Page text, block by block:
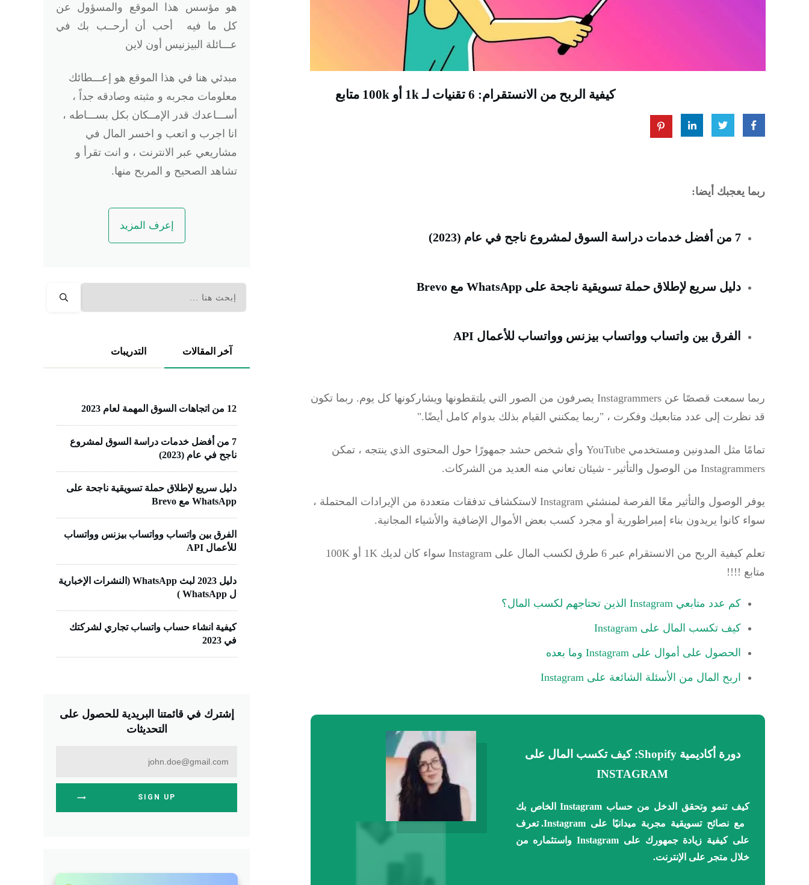
كيفية الربح من الانستقرام: 6 تقنيات لـ 1k أو 100k متابع
ربما يعجبك أيضا:
7 من أفضل خدمات دراسة السوق لمشروع ناجح في عام (2023)
دليل سريع لإطلاق حملة تسويقية ناجحة على WhatsApp مع Brevo
الفرق بين واتساب وواتساب بيزنس وواتساب للأعمال API
ربما سمعت قصصًا عن Instagrammers يصرفون من الصور التي يلتقطونها ويشاركونها كل يوم.
ربما تكون
قد نظرت إلى عدد متابعيك وفكرت ، "ربما يمكنني القيام بذلك بدوام كامل أيضًا."
تمامًا مثل المدونين ومستخدمي YouTube وأي شخص حشد جمهورًا حول المحتوى الذي ينتجه ، تمكن
Instagrammers من الوصول والتأثير - شيئان تعاني منه العديد من الشركات.
يوفر الوصول والتأثير معًا الفرصة لمنشئي Instagram لاستكشاف تدفقات متعددة من الإيرادات المحتملة ،
سواء كانوا يريدون بناء إمبراطورية أو مجرد كسب بعض الأموال الإضافية والأشياء المجانية.
تعلم كيفية الربح من الانستقرام عبر 6 طرق لكسب المال على Instagram سواء كان لديك 1K أو 100K
متابع !!!!
كم عدد متابعي Instagram الذين تحتاجهم لكسب المال؟
كيف تكسب المال على Instagram
الحصول على أموال على Instagram وما بعده
اربح المال من الأسئلة الشائعة على Instagram
دورة أكاديمية Shopify:
كيف تكسب المال على
INSTAGRAM
كيف تنمو وتحقق الدخل من حساب Instagram الخاص بك
مع نصائح تسويقية مجربة ميدانيًا على Instagram.
تعرف
على كيفية زيادة جمهورك على Instagram واستثماره من
خلال متجر على الإنترنت.
هو مؤسس هذا الموقع والمسؤول عن
كل ما فيه أحب أن أرحــب بك في
عـــائلة البيزنيس أون لاين
مبدئي هنا في هذا الموقع هو إعـــطائك
معلومات مجربه و مثبته وصادقه جداً ،
أســـاعدك قدر الإمــكان بكل بســـاطه ،
انا اجرب و اتعب و اخسر المال في
مشاريعي عبر الانترنت ، و انت تقرأ و
تشاهد الصحيح و المربح منها.
إعرف المزيد
آخر المقالات التدريبات
12 من اتجاهات السوق المهمة لعام 2023
7 من أفضل خدمات دراسة السوق لمشروع
ناجح في عام (2023)
دليل سريع لإطلاق حملة تسويقية ناجحة على
WhatsApp مع Brevo
الفرق بين واتساب وواتساب بيزنس وواتساب
للأعمال API
دليل 2023 لبث WhatsApp (النشرات الإخبارية
ل WhatsApp )
كيفية انشاء حساب واتساب تجاري لشركتك
في 2023
إشترك في قائمتنا البريدية للحصول على
التحديثات
SIGN UP